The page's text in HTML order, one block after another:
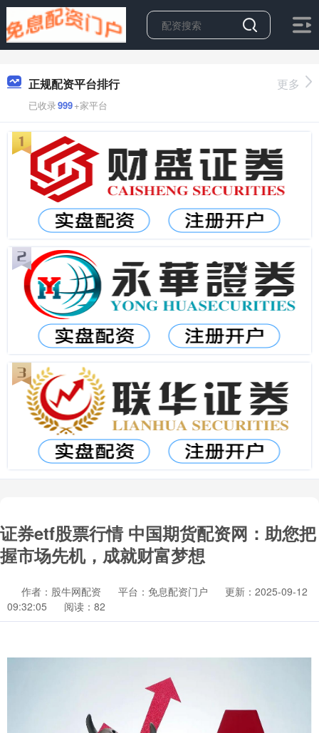
正规配资平台排行
已收录999+家平台
更多
证券etf股票行情 中国期货配资网：助您把
握市场先机，成就财富梦想
作者：股牛网配资 平台：免息配资门户
更新：2025-09-12
09:32:05
阅读：82